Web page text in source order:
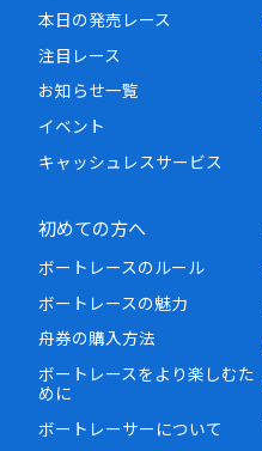
本日の発売レース
注目レース
お知らせ一覧
イベント
キャッシュレスサービス
初めての方へ
ボートレースのルール
ボートレースの魅力
舟券の購入方法
ボートレースをより楽しむた
めに
ボートレーサーについて